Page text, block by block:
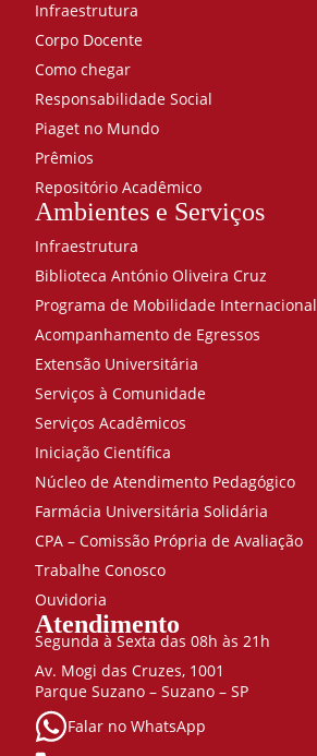
Infraestrutura
Corpo Docente
Como chegar
Responsabilidade Social
Piaget no Mundo
Prêmios
Repositório Acadêmico
Ambientes e Serviços
Infraestrutura
Biblioteca António Oliveira Cruz
Programa de Mobilidade Internacional
Acompanhamento de Egressos
Extensão Universitária
Serviços à Comunidade
Serviços Acadêmicos
Iniciação Científica
Núcleo de Atendimento Pedagógico
Farmácia Universitária Solidária
CPA – Comissão Própria de Avaliação
Trabalhe Conosco
Ouvidoria
Atendimento
Segunda à Sexta das 08h às 21h
Av. Mogi das Cruzes, 1001
Parque Suzano – Suzano – SP
Falar no WhatsApp